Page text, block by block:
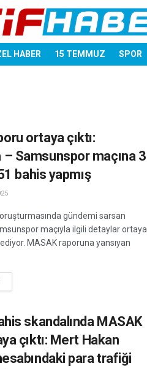
HABER 15 TEMMUZ SPOR
ortaya çıktı:
– Samsunspor maçına 3
bahis yapmış
gündemi sarsan
maçıyla ilgili detaylar ortaya
MASAK raporuna yansıyan
skandalında MASAK
çıktı: Mert Hakan
para trafiği